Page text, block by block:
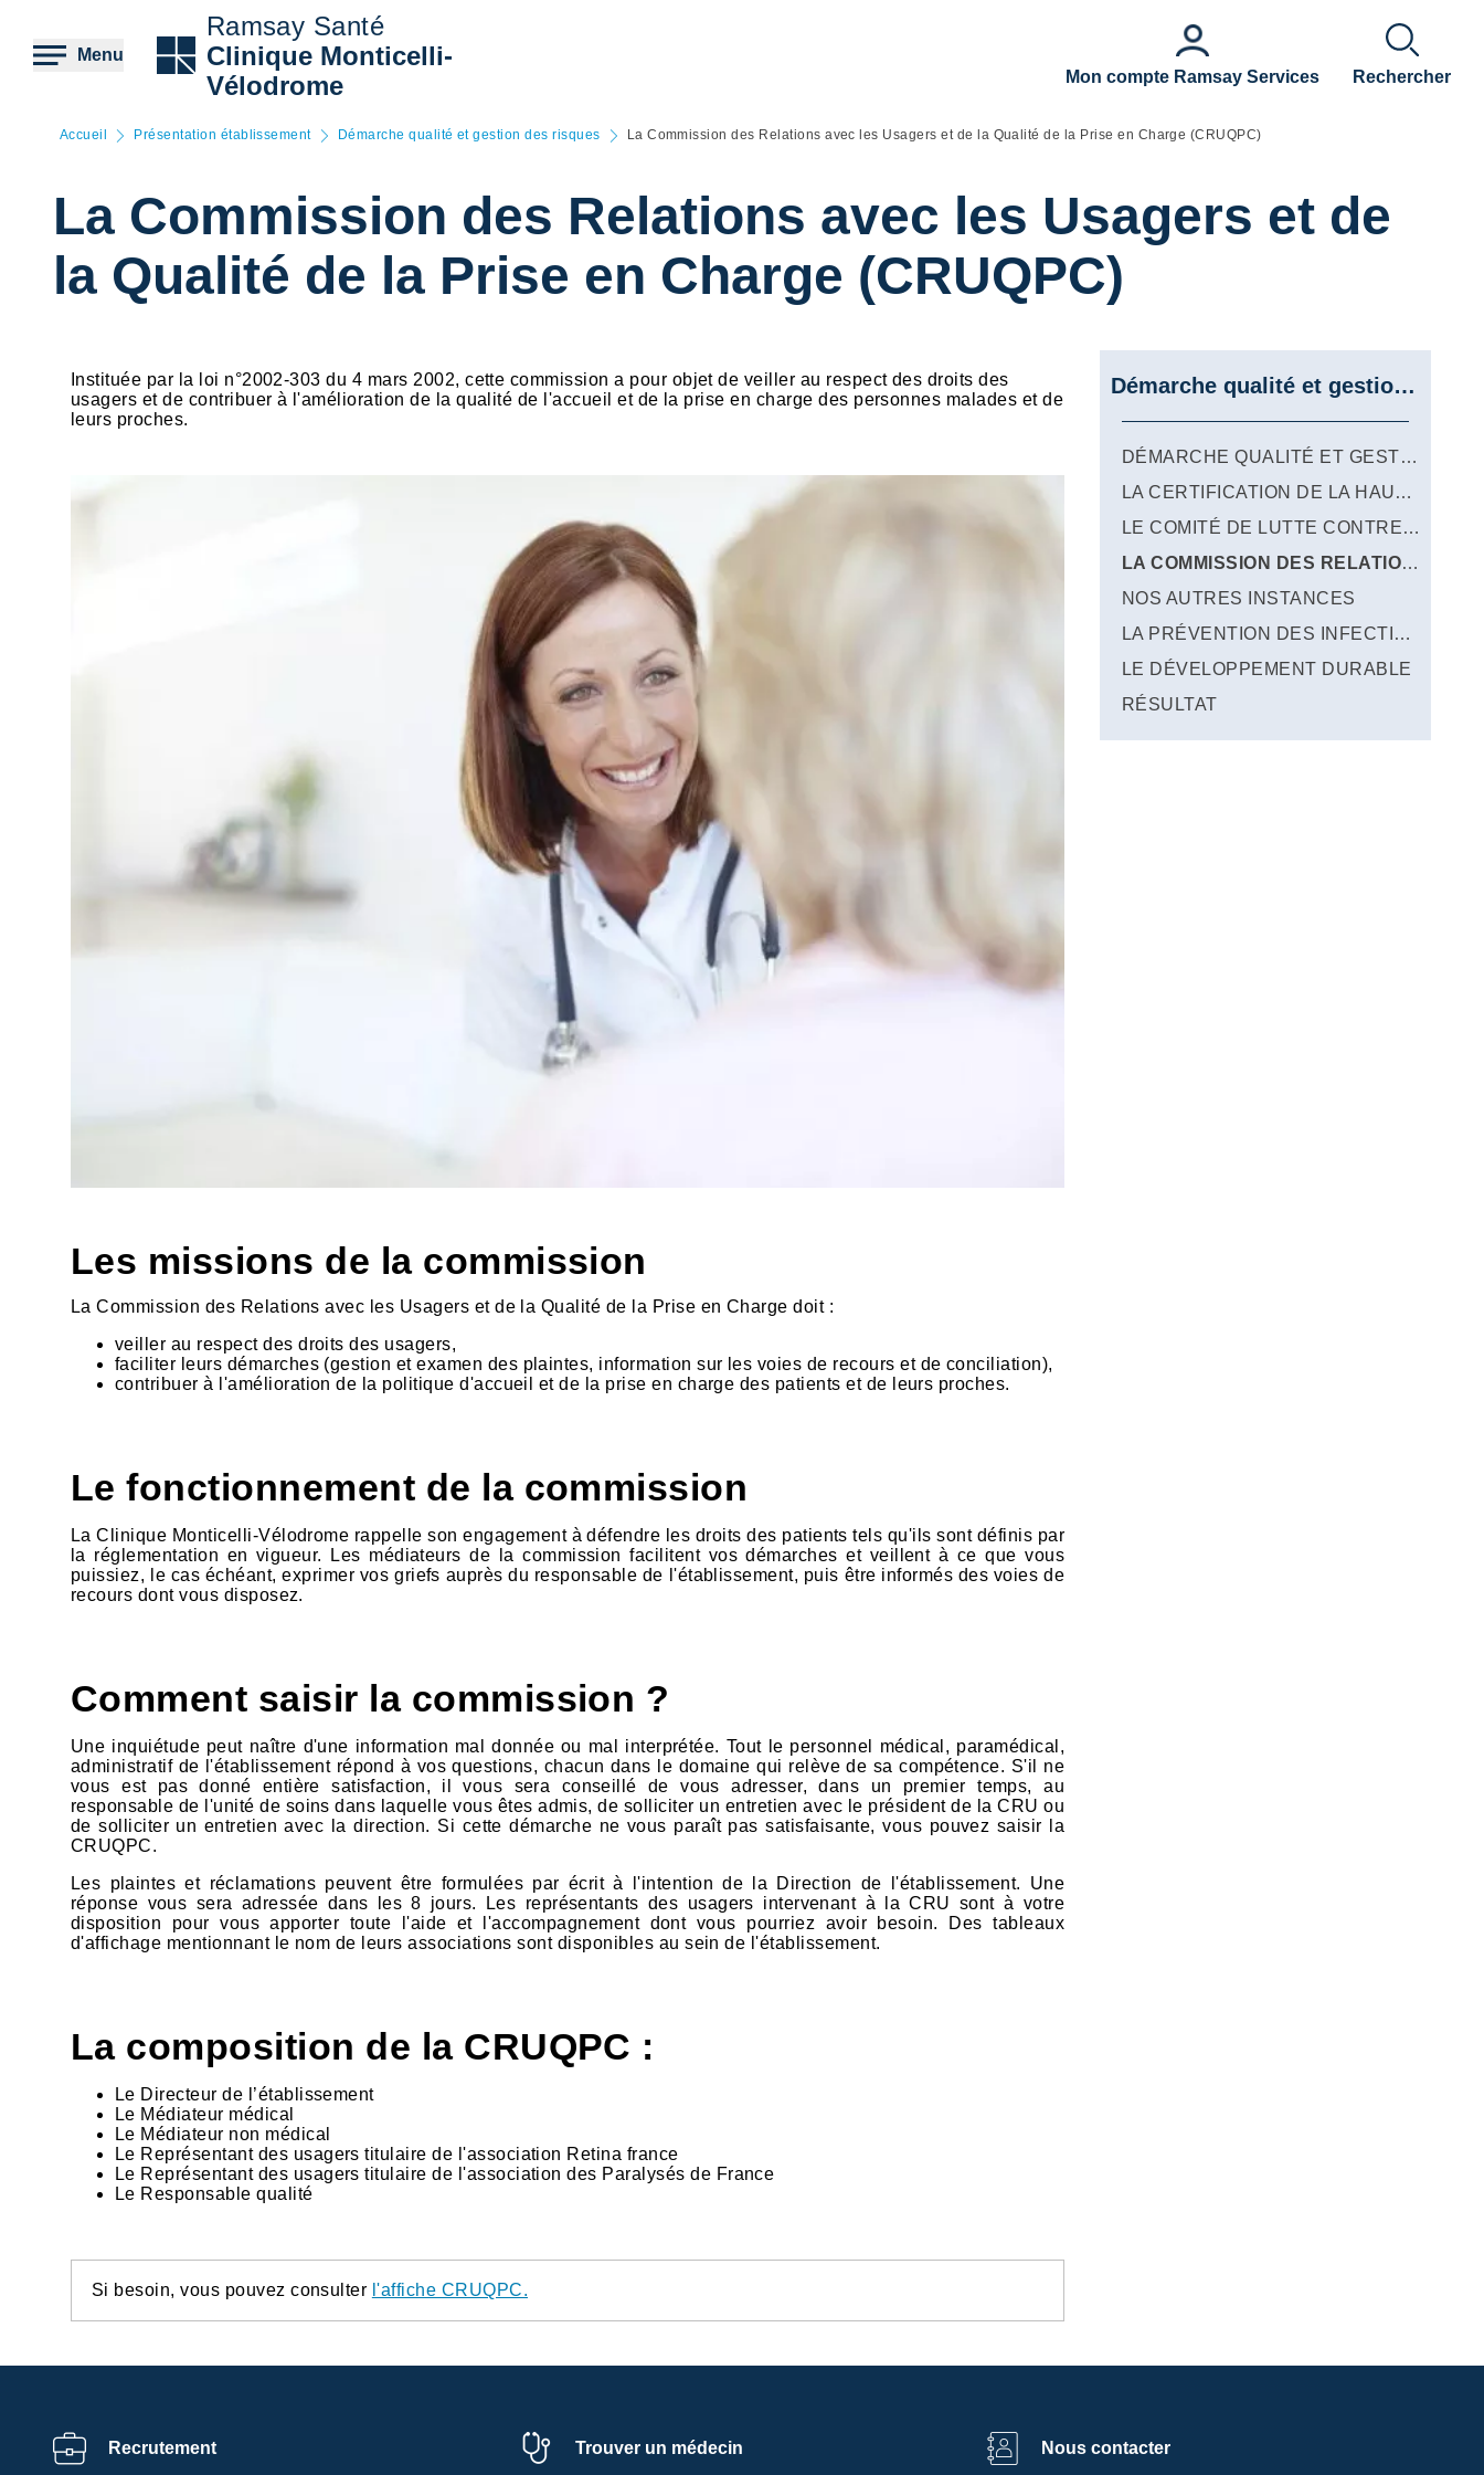
contenu
principal
Menu
Ramsay Santé
Clinique Monticelli-
Vélodrome
Mon compte Ramsay Services Rechercher
Accueil Présentation établissement Démarche qualité et gestion des risques La Commission des Relations avec les Usagers et de la Qualité de la Prise en Charge (CRUQPC)
La Commission des Relations avec les Usagers et de
la Qualité de la Prise en Charge (CRUQPC)
Instituée par la loi n°2002-303 du 4 mars 2002, cette commission a pour objet de veiller au respect des droits des
usagers et de contribuer à l'amélioration de la qualité de l'accueil et de la prise en charge des personnes malades et de
leurs proches.
Les missions de la commission
La Commission des Relations avec les Usagers et de la Qualité de la Prise en Charge doit :
veiller au respect des droits des usagers,
faciliter leurs démarches (gestion et examen des plaintes, information sur les voies de recours et de conciliation),
contribuer à l'amélioration de la politique d'accueil et de la prise en charge des patients et de leurs proches.
Le fonctionnement de la commission
La Clinique Monticelli-Vélodrome rappelle son engagement à défendre les droits des patients tels qu'ils sont définis par
la réglementation en vigueur. Les médiateurs de la commission facilitent vos démarches et veillent à ce que vous
puissiez, le cas échéant, exprimer vos griefs auprès du responsable de l'établissement, puis être informés des voies de
recours dont vous disposez.
Comment saisir la commission ?
Une inquiétude peut naître d'une information mal donnée ou mal interprétée. Tout le personnel médical, paramédical,
administratif de l'établissement répond à vos questions, chacun dans le domaine qui relève de sa compétence. S'il ne
vous est pas donné entière satisfaction, il vous sera conseillé de vous adresser, dans un premier temps, au
responsable de l'unité de soins dans laquelle vous êtes admis, de solliciter un entretien avec le président de la CRU ou
de solliciter un entretien avec la direction. Si cette démarche ne vous paraît pas satisfaisante, vous pouvez saisir la
CRUQPC.
Les plaintes et réclamations peuvent être formulées par écrit à l'intention de la Direction de l'établissement. Une
réponse vous sera adressée dans les 8 jours. Les représentants des usagers intervenant à la CRU sont à votre
disposition pour vous apporter toute l'aide et l'accompagnement dont vous pourriez avoir besoin. Des tableaux
d'affichage mentionnant le nom de leurs associations sont disponibles au sein de l'établissement.
La composition de la CRUQPC :
Le Directeur de l’établissement
Le Médiateur médical
Le Médiateur non médical
Le Représentant des usagers titulaire de l'association Retina france
Le Représentant des usagers titulaire de l'association des Paralysés de France
Le Responsable qualité
Si besoin, vous pouvez consulter l'affiche CRUQPC.
Démarche qualité et gestion des risques
DÉMARCHE QUALITÉ ET GESTION DES RISQUES
LA CERTIFICATION DE LA HAUTE AUTORITÉ DE LA SANTÉ
LE COMITÉ DE LUTTE CONTRE LES INFECTIONS NOSOCOMIALES (CLIN)
LA COMMISSION DES RELATIONS AVEC LES USAGERS ET DE LA QUALITÉ DE LA PRISE EN CHARGE (CRUQPC)
NOS AUTRES INSTANCES
LA PRÉVENTION DES INFECTIONS NOSOCOMIALES
LE DÉVELOPPEMENT DURABLE
RÉSULTAT
Recrutement Trouver un médecin Nous contacter